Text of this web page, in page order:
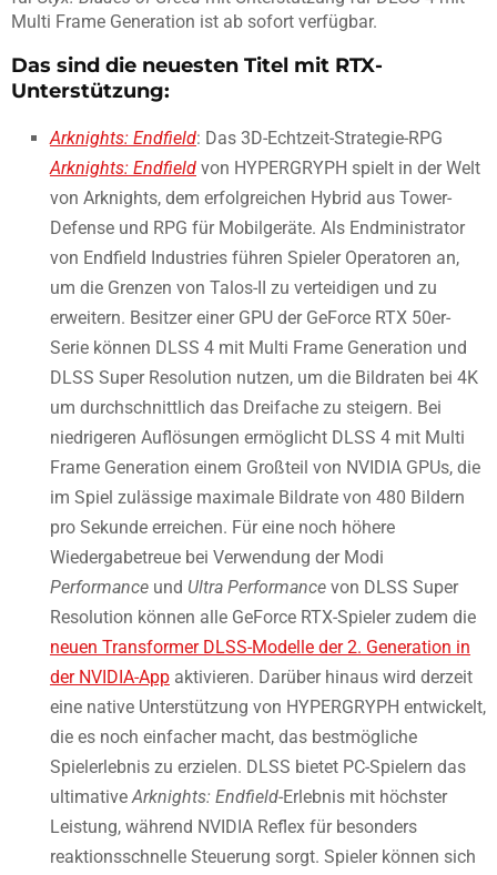
Multi Frame Generation ist ab sofort verfügbar.
Das sind die neuesten Titel mit RTX-
Unterstützung:
Arknights: Endfield: Das 3D-Echtzeit-Strategie-RPG
Arknights: Endfield von HYPERGRYPH spielt in der Welt
von Arknights, dem erfolgreichen Hybrid aus Tower-
Defense und RPG für Mobilgeräte. Als Endministrator
von Endfield Industries führen Spieler Operatoren an,
um die Grenzen von Talos-II zu verteidigen und zu
erweitern. Besitzer einer GPU der GeForce RTX 50er-
Serie können DLSS 4 mit Multi Frame Generation und
DLSS Super Resolution nutzen, um die Bildraten bei 4K
um durchschnittlich das Dreifache zu steigern. Bei
niedrigeren Auflösungen ermöglicht DLSS 4 mit Multi
Frame Generation einem Großteil von NVIDIA GPUs, die
im Spiel zulässige maximale Bildrate von 480 Bildern
pro Sekunde erreichen. Für eine noch höhere
Wiedergabetreue bei Verwendung der Modi
Performance und Ultra Performance von DLSS Super
Resolution können alle GeForce RTX-Spieler zudem die
neuen Transformer DLSS-Modelle der 2. Generation in
der NVIDIA-App aktivieren. Darüber hinaus wird derzeit
eine native Unterstützung von HYPERGRYPH entwickelt,
die es noch einfacher macht, das bestmögliche
Spielerlebnis zu erzielen. DLSS bietet PC-Spielern das
ultimativeArknights: Endfield-Erlebnis mit höchster
Leistung, während NVIDIA Reflex für besonders
reaktionsschnelle Steuerung sorgt. Spieler können sich